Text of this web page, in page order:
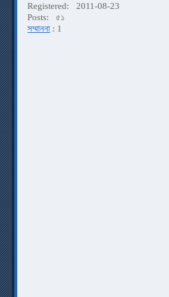
Registered:
2011-08-23
Posts:
৫১
সম্মাননা : 1